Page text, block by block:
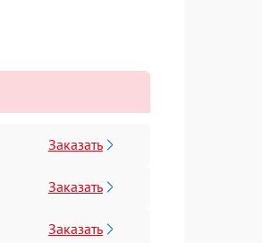
Заказать
Заказать
Заказать